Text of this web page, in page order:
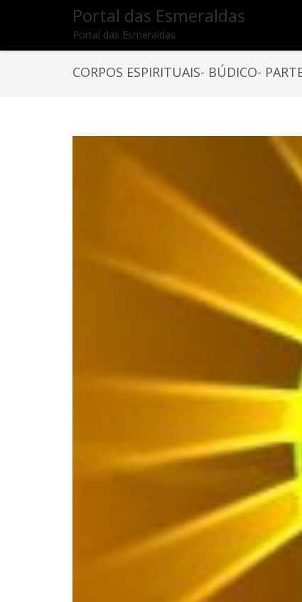
Portal das Esmeraldas
Portal das Esmeraldas
CORPOS ESPIRITUAIS- BÚDICO-